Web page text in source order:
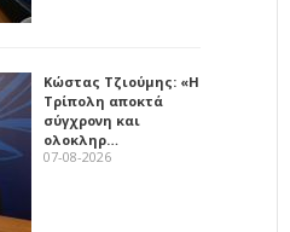
Κώστας Τζιούμης: «Η
Τρίπολη αποκτά
σύγχρονη και
ολοκληρ…
07-08-2026